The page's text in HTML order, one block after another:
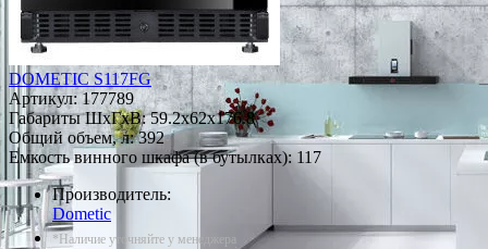
DOMETIC S117FG
Артикул:177789
Габариты ШxГxВ: 59.2x62x176.8
Общий объем, л: 392
Емкость винного шкафа (в бутылках): 117
Производитель:
Dometic
*Наличие уточняйте у менеджера